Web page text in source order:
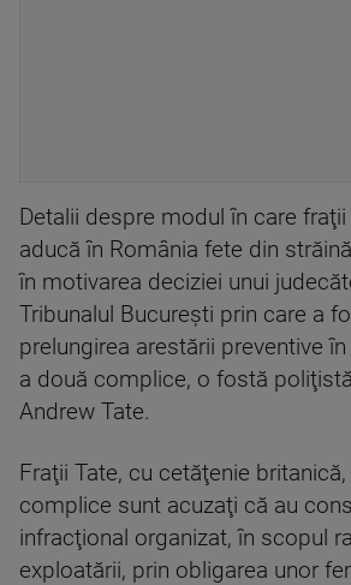
Detalii despre modul în care
aducă în România fete din
în motivarea deciziei unui
Tribunalul Bucureşti prin care a
prelungirea arestării preventive
a două complice, o fostă
Andrew Tate.
Fraţii Tate, cu cetăţenie
complice sunt acuzaţi că au
infracţional organizat, în scopul
exploatării, prin obligarea unor